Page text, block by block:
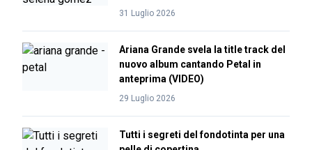
31 Luglio 2026
Ariana Grande svela la title track del
nuovo album cantando Petal in
anteprima (VIDEO)
29 Luglio 2026
Tutti i segreti del fondotinta per una